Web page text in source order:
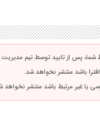
پس از تایید توسط تیم
باشد منتشر نخواهد شد.
یا غیر مرتبط باشد منتشر نخواهد